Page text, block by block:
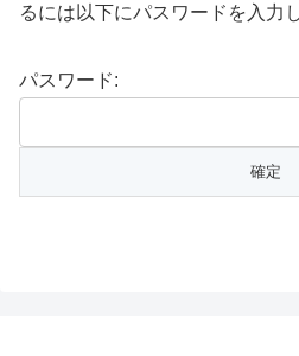
るには以下にパスワードを入力
パスワード: